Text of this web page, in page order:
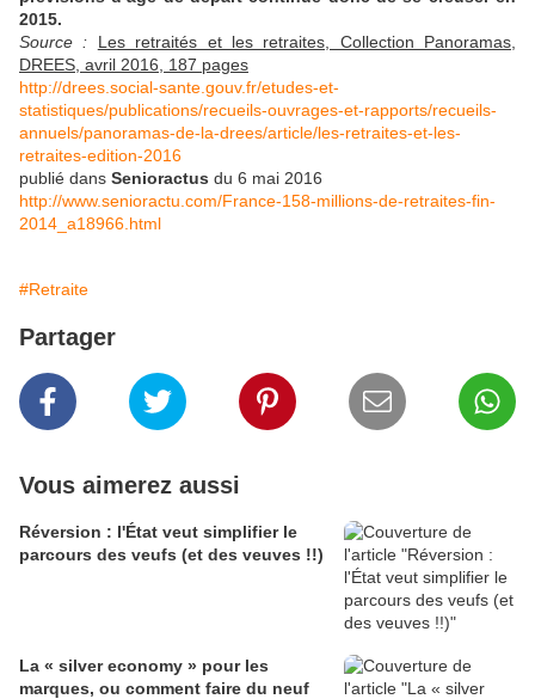
2015.
Source :
Les retraités et les retraites, Collection Panoramas,
DREES, avril 2016, 187 pages
http://drees.social-sante.gouv.fr/etudes-et-
statistiques/publications/recueils-ouvrages-et-rapports/recueils-
annuels/panoramas-de-la-drees/article/les-retraites-et-les-
retraites-edition-2016
publié dans Senioractus du 6 mai 2016
http://www.senioractu.com/France-158-millions-de-retraites-fin-
2014_a18966.html
#Retraite
Partager
Vous aimerez aussi
Réversion : l'État veut simplifier le
parcours des veufs (et des veuves !!)
La « silver economy » pour les
marques, ou comment faire du neuf